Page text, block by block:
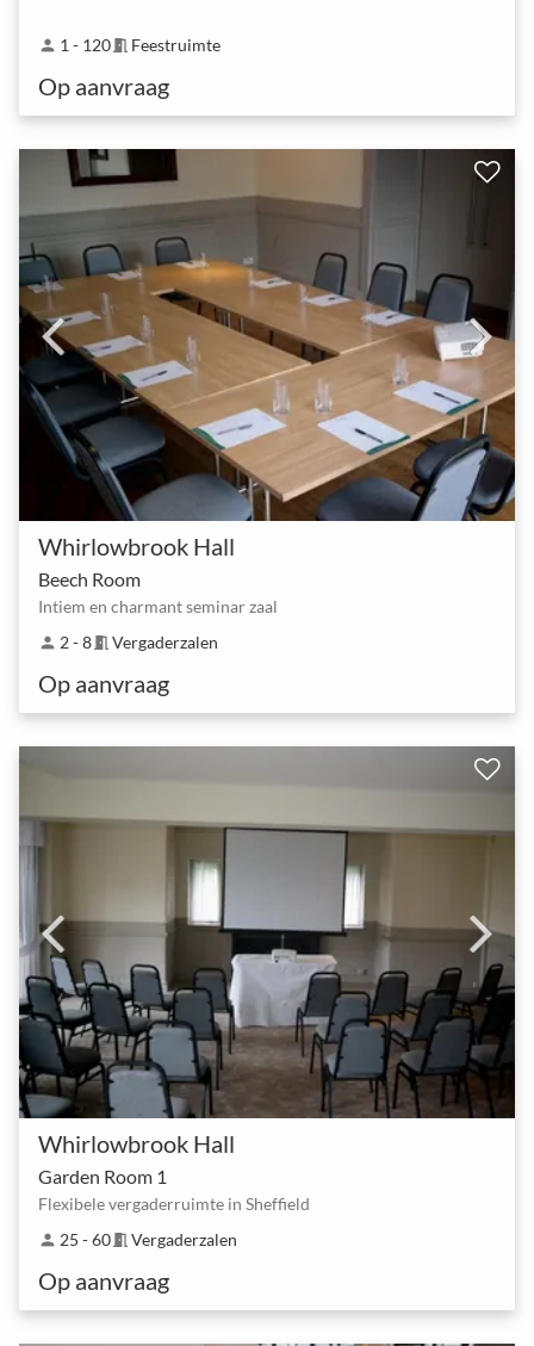
person 1 - 120meeting_room Feestruimte
Op aanvraag
Whirlowbrook Hall
Beech Room
Intiem en charmant seminar zaal
person 2 - 8meeting_room Vergaderzalen
Op aanvraag
Whirlowbrook Hall
Garden Room 1
Flexibele vergaderruimte in Sheffield
person 25 - 60meeting_room Vergaderzalen
Op aanvraag